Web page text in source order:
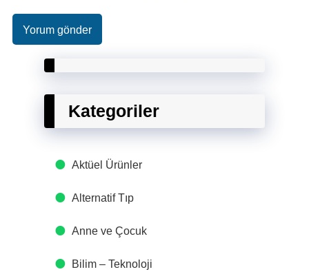
Kategoriler
Aktüel Ürünler
Alternatif Tıp
Anne ve Çocuk
Bilim – Teknoloji